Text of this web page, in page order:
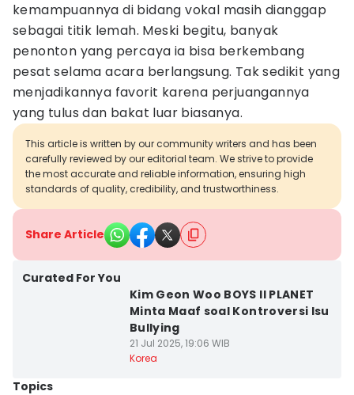
kemampuannya di bidang vokal masih dianggap
sebagai titik lemah. Meski begitu, banyak
penonton yang percaya ia bisa berkembang
pesat selama acara berlangsung. Tak sedikit yang
menjadikannya favorit karena perjuangannya
yang tulus dan bakat luar biasanya.
This article is written by our community writers and has been
carefully reviewed by our editorial team. We strive to provide
the most accurate and reliable information, ensuring high
standards of quality, credibility, and trustworthiness.
Share Article
Curated For You
Kim Geon Woo BOYS II PLANET
Minta Maaf soal Kontroversi Isu
Bullying
21 Jul 2025, 19:06 WIB
Korea
Topics